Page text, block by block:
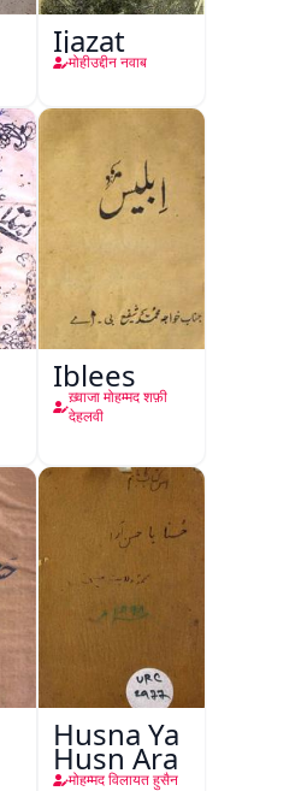
Ijazat
मोहीउद्दीन नवाब
Iblees
ख़्वाजा मोहम्मद शफ़ी
देहलवी
Husna Ya
Husn Ara
मोहम्मद विलायत हुसैन